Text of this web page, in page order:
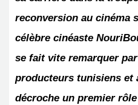
reconversion au cinéma
célèbre cinéaste
se fait vite remarquer
producteurs tunisiens et
décroche un premier